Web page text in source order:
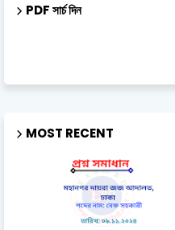
PDF সার্চ দিন
MOST RECENT